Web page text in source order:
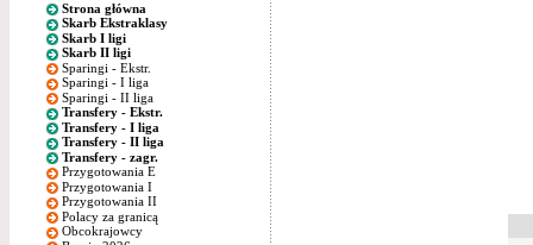
Strona główna
Skarb Ekstraklasy
Skarb I ligi
Skarb II ligi
Sparingi - Ekstr.
Sparingi - I liga
Sparingi - II liga
Transfery - Ekstr.
Transfery - I liga
Transfery - II liga
Transfery - zagr.
Przygotowania E
Przygotowania I
Przygotowania II
Polacy za granicą
Obcokrajowcy